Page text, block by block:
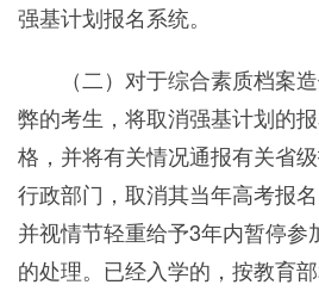
强基计划报名系统。
（二）对于综合素质档案
弊的考生，将取消强基计划的
格，并将有关情况通报有关省
行政部门，取消其当年高考报
并视情节轻重给予3年内暂停参
的处理。已经入学的，按教育